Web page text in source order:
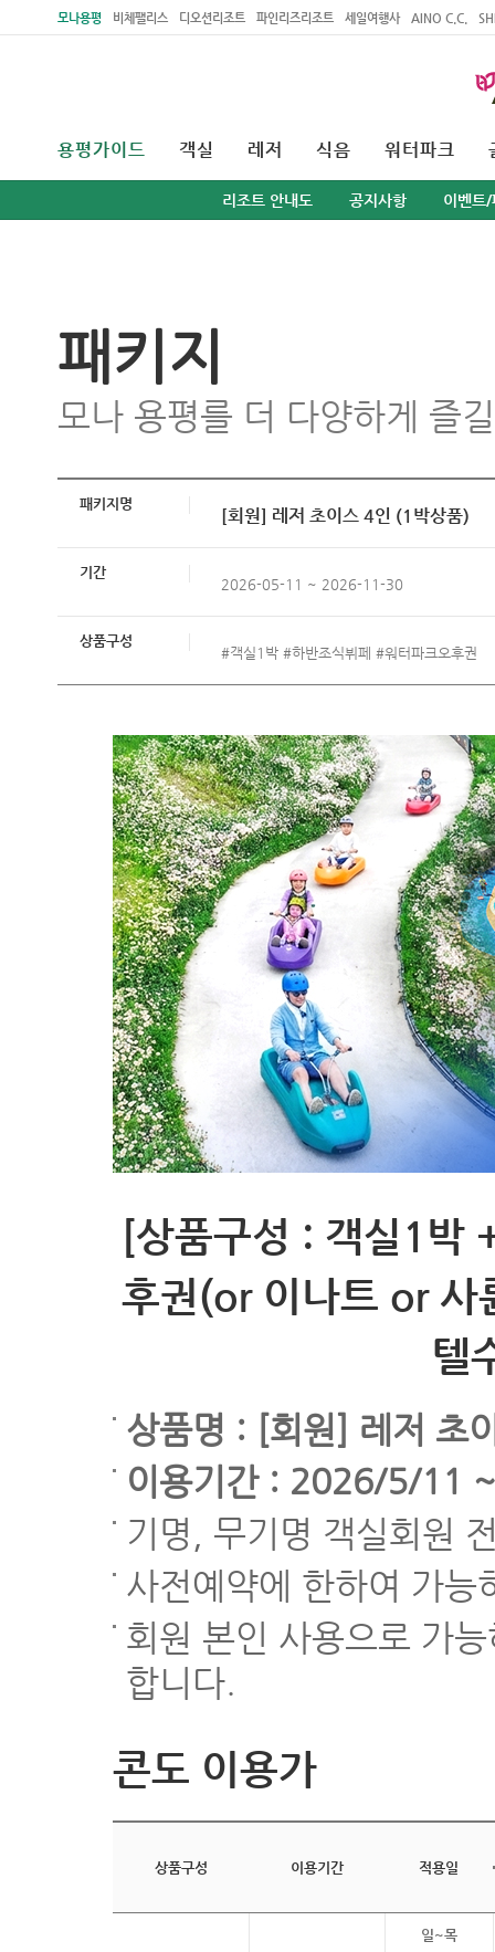
모나용평 비체팰리스 디오션리조트 파인리즈리조트 세일여행사 AINO C.C.
용평가이드
리조트 안내도 공지사항 이벤트/
객실 레저 식음 워터파크
패키지
모나 용평를 더 다양하게 즐
패키지명
[회원] 레저 초이스 4인 (1박상품)
기간
2026-05-11 ~ 2026-11-30
상품구성
#객실1박 #하반조식뷔페 #워터파크오후권
[상품구성 : 객실1박
후권(or 이나트 or 사
텔
상품명 : [회원] 레저 초
이용기간 : 2026/5/11
기명, 무기명 객실회원
사전예약에 한하여 가
회원 본인 사용으로 가
합니다.
콘도 이용가
상품구성 이용기간 적용일
일~목